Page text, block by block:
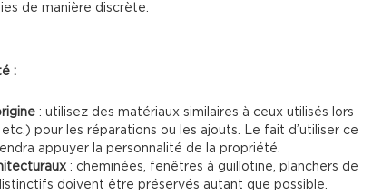
de manière discrète.
:
: utilisez des matériaux similaires à ceux utilisés lors
pour les réparations ou les ajouts. Le fait d’utiliser ce
appuyer la personnalité de la propriété.
: cheminées, fenêtres à guillotine, planchers de
doivent être préservés autant que possible.